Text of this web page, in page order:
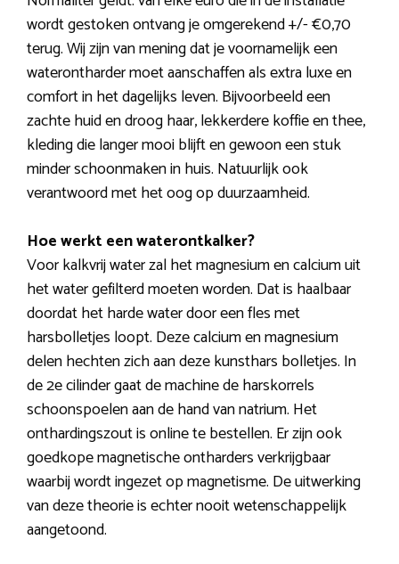
wordt gestoken ontvang je omgerekend +/- €0,70
terug. Wij zijn van mening dat je voornamelijk een
waterontharder moet aanschaffen als extra luxe en
comfort in het dagelijks leven. Bijvoorbeeld een
zachte huid en droog haar, lekkerdere koffie en thee,
kleding die langer mooi blijft en gewoon een stuk
minder schoonmaken in huis. Natuurlijk ook
verantwoord met het oog op duurzaamheid.
Hoe werkt een waterontkalker?
Voor kalkvrij water zal het magnesium en calcium uit
het water gefilterd moeten worden. Dat is haalbaar
doordat het harde water door een fles met
harsbolletjes loopt. Deze calcium en magnesium
delen hechten zich aan deze kunsthars bolletjes. In
de 2e cilinder gaat de machine de harskorrels
schoonspoelen aan de hand van natrium. Het
onthardingszout is online te bestellen. Er zijn ook
goedkope magnetische ontharders verkrijgbaar
waarbij wordt ingezet op magnetisme. De uitwerking
van deze theorie is echter nooit wetenschappelijk
aangetoond.